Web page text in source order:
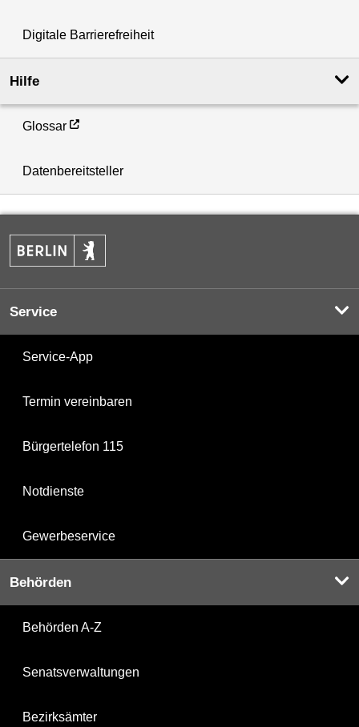
Digitale Barrierefreiheit
Hilfe
Glossar
Datenbereitsteller
Service
Service-App
Termin vereinbaren
Bürgertelefon 115
Notdienste
Gewerbeservice
Behörden
Behörden A-Z
Senatsverwaltungen
Bezirksämter